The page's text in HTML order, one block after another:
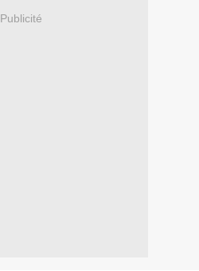
Publicité